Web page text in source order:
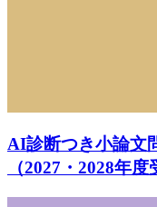
AI診断つき小論文
（2027・2028年度